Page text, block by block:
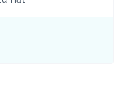
Tuusula
mukaan: Kulttuuri ja